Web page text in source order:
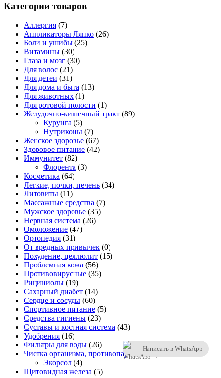
Категории товаров
Аллергия (7)
Аппликаторы Ляпко (26)
Боли и ушибы (25)
Витамины (30)
Глаза и мозг (30)
Для волос (21)
Для детей (31)
Для дома и быта (13)
Для животных (1)
Для ротовой полости (1)
Желудочно-кишечный тракт (89)
Курунга (5)
Нутриконы (7)
Женское здоровье (67)
Здоровое питание (42)
Иммунитет (82)
Флорента (3)
Косметика (64)
Легкие, почки, печень (34)
Литовиты (11)
Массажные средства (7)
Мужское здоровье (35)
Нервная система (26)
Омоложение (47)
Ортопедия (31)
От вредных привычек (0)
Похудение, целлюлит (15)
Проблемная кожа (56)
Противовирусные (35)
Рициниолы (19)
Сахарный диабет (14)
Сердце и сосуды (60)
Спортивное питание (5)
Средства гигиены (23)
Суставы и костная система (43)
Удобрения (16)
Фильтры для воды (26)
Чистка организма, противопаразит. (46)
Экорсол (4)
Щитовидная железа (5)
Написать в WhatsApp